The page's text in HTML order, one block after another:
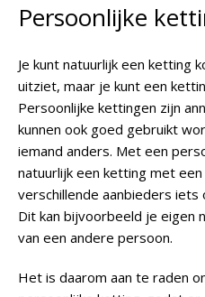
Persoonlijke
Je kunt natuurlijk een ketting
uitziet, maar je kunt een
Persoonlijke kettingen zijn
kunnen ook goed gebruikt
iemand anders. Met een
natuurlijk een ketting met een
verschillende aanbieders
Dit kan bijvoorbeeld je eigen
van een andere persoon.
Het is daarom aan te raden